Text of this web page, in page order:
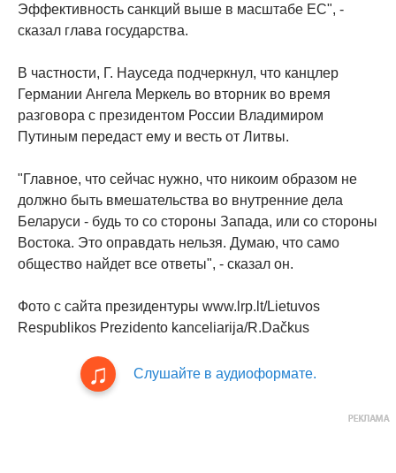
Эффективность санкций выше в масштабе ЕС", -
сказал глава государства.
В частности, Г. Науседа подчеркнул, что канцлер
Германии Ангела Меркель во вторник во время
разговора с президентом России Владимиром
Путиным передаст ему и весть от Литвы.
"Главное, что сейчас нужно, что никоим образом не
должно быть вмешательства во внутренние дела
Беларуси - будь то со стороны Запада, или со стороны
Востока. Это оправдать нельзя. Думаю, что само
общество найдет все ответы", - сказал он.
Фото с сайта президентуры www.lrp.lt/Lietuvos
Respublikos Prezidento kanceliarija/R.Dačkus
Слушайте в аудиоформате.